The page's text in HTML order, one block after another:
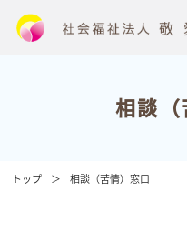
相談（
トップ 相談（苦情）窓口